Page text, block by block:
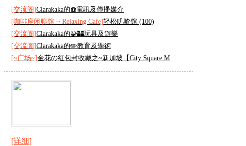
[交流阁]Clarakaka的☎️電訊及傳播媒介
[咖啡座闲聊馆 ~ Relaxing Cafe]轻松叽喳馆 (100)
[交流阁]Clarakaka的🧩🏰玩具及遊樂
[交流阁]Clarakaka的✏️教育及學術
[~广场~]金花の红包封收藏之~新加坡【City Square M
[详细]